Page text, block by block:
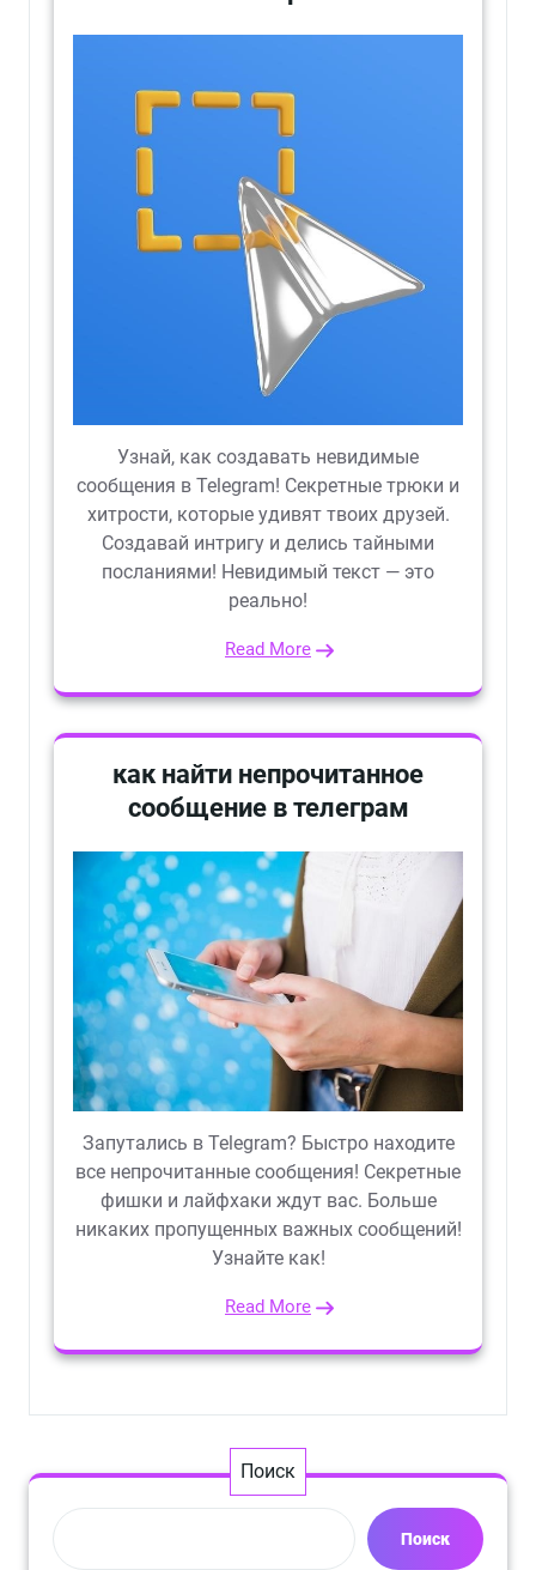
Узнай, как создавать невидимые
сообщения в Telegram! Секретные трюки и
хитрости, которые удивят твоих друзей.
Создавай интригу и делись тайными
посланиями! Невидимый текст — это
реально!
Read More
как найти непрочитанное
сообщение в телеграм
Запутались в Telegram? Быстро находите
все непрочитанные сообщения! Секретные
фишки и лайфхаки ждут вас. Больше
никаких пропущенных важных сообщений!
Узнайте как!
Read More
Поиск
Поиск